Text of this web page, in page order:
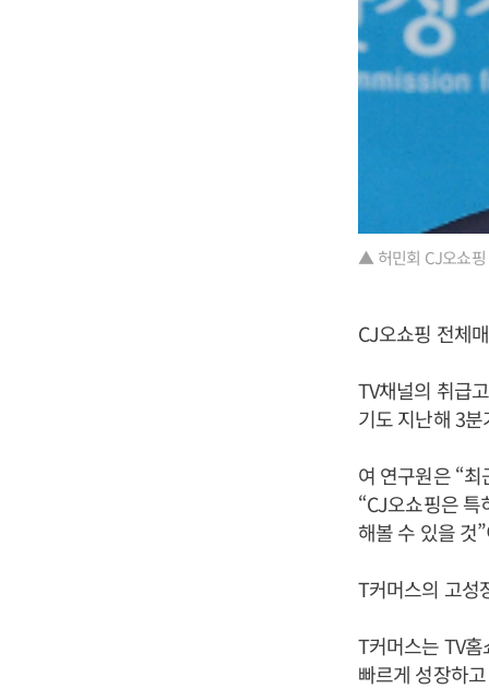
▲ 허민회 CJ오쇼핑
CJ오쇼핑 전체
TV채널의 취급
기도 지난해 3
여 연구원은 “
“CJ오쇼핑은
해볼 수 있을 것
T커머스의 고성
T커머스는 TV
빠르게 성장하